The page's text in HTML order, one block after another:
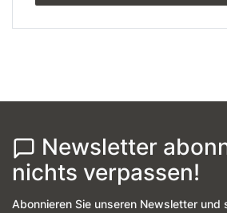
Newsletter
nichts verpassen!
Abonnieren Sie unseren Newsletter und